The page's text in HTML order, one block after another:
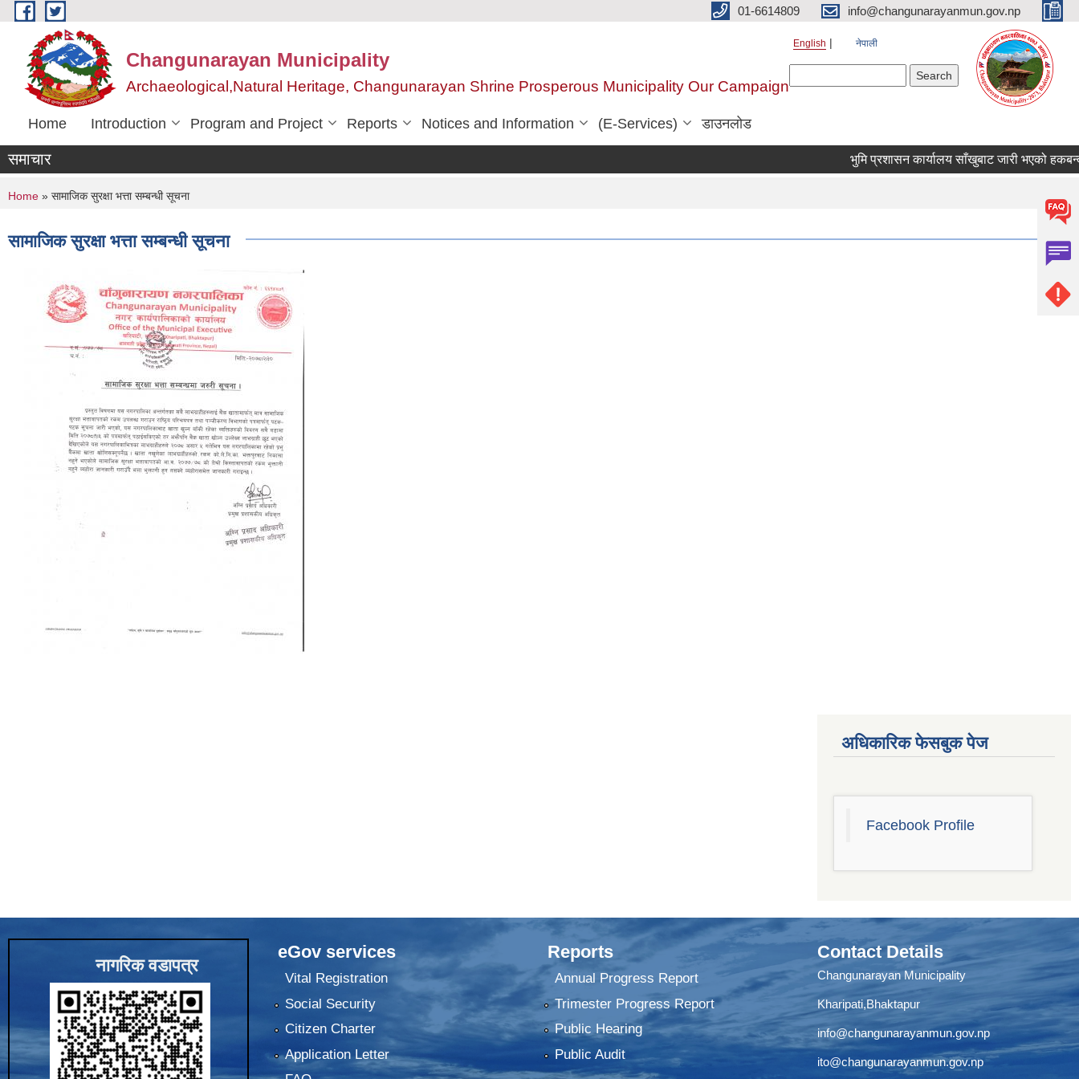
Skip to main content 01-6614809 info@changunarayanmun.gov.np
Changunarayan Municipality
Archaeological,Natural Heritage, Changunarayan Shrine Prosperous Municipality Our Campaign
English नेपाली
Home Introduction Program and Project Reports Notices and Information (E-Services) डाउनलोड
समाचार भुमि प्रशासन कार्यालय साँखुबाट जारी भएको हकबन्दी
You are here
Home » सामाजिक सुरक्षा भत्ता सम्बन्धी सूचना
सामाजिक सुरक्षा भत्ता सम्बन्धी सूचना
अधिकारिक फेसबुक पेज
Facebook Profile
नागरिक वडापत्र
eGov services
Vital Registration
Social Security
Citizen Charter
Application Letter
Reports
Annual Progress Report
Trimester Progress Report
Public Hearing
Public Audit
Contact Details
Changunarayan Municipality
Kharipati,Bhaktapur
info@changunarayanmun.gov.np
ito@changunarayanmun.gov.np